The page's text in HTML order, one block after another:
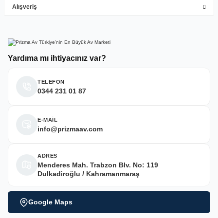
Deneyimini Paylaş
Yardıma mı ihtiyacınız var?
TELEFON
0344 231 01 87
E-MAİL
info@prizmaav.com
ADRES
Menderes Mah. Trabzon Blv. No: 119
Dulkadiroğlu / Kahramanmaraş
Google Maps
Alışveriş